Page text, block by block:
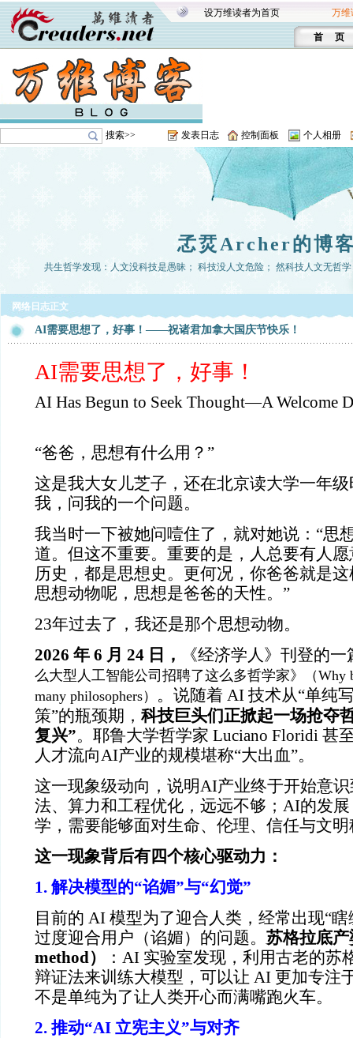
设万维读者为首页 万维
首 页
搜索>> 发表日志 控制面板 个人相册
孞烎Archer的博
共生哲学发现：人文没科技是愚昧； 科技没人文危险； 然科技人文无哲
网络日志正文
AI需要思想了，好事！——祝诸君加拿大国庆节快乐！
AI需要思想了，好事！
AI Has Begun to Seek Thought—A Welcome
“爸爸，思想有什么用？”
这是我大女儿芝子，还在北京读大学一年
我，问我的一个问题。
我当时一下被她问噎住了，就对她说：“思
道。但这不重要。重要的是，人总要有人
历史，都是思想史。更何况，你爸爸就是
思想动物呢，思想是爸爸的天性。”
23年过去了，我还是那个思想动物。
2026 年 6 月 24 日，
《经济学人》刊登的
么大型人工智能公司招聘了这么多哲学家》（Why
many philosophers） 。说随着 AI 技术从“单纯
策”的瓶颈期， 科技巨头们正掀起一场抢夺
复兴”。耶鲁大学哲学家 Luciano Floridi 甚
人才流向AI产业的规模堪称“大出血”。
这一现象级动向，说明AI产业终于开始意
法、算力和工程优化，远远不够；AI的发
学，需要能够面对生命、伦理、信任与文
这一现象背后有四个核心驱动力：
1. 解决模型的“谄媚”与“幻觉”
目前的 AI 模型为了迎合人类，经常出现“
过度迎合用户（谄媚）的问题。 苏格拉底
method）
：AI 实验室发现，利用古老的苏
辩证法来训练大模型，可以让 AI 更加专注
不是单纯为了让人类开心而满嘴跑火车。
2. 推动“AI 立宪主义”与对齐